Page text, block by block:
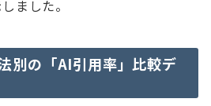
ました。
別の「AI引用率」比較デ